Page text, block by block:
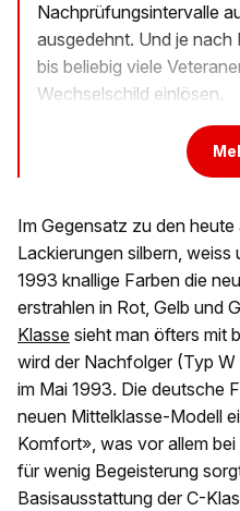
Nachprüfungsintervalle
ausgedehnt. Und je
bis beliebig viele
Wechselschild einlösen.
Im Gegensatz zu den
Lackierungen silbern,
1993 knallige Farben die
erstrahlen in Rot, Gelb und
Klasse sieht man öfters mit
wird der Nachfolger (Typ
im Mai 1993. Die deutsche
neuen Mittelklasse-Modell
Komfort», was vor allem
für wenig Begeisterung
Basisausstattung der C-